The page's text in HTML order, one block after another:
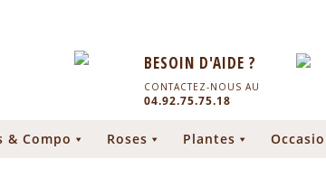
BESOIN D'AIDE ?
CONTACTEZ-NOUS AU
04.92.75.75.18
& Compo Roses Plantes